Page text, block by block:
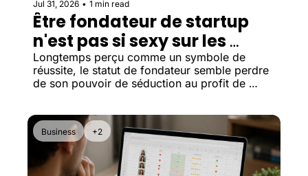
Jul 31, 2026 • 1 min read
Être fondateur de startup
n'est pas si sexy sur les
applis de rencontre
Longtemps perçu comme un symbole de
réussite, le statut de fondateur semble perdre
de son pouvoir de séduction au profit de
Business +2